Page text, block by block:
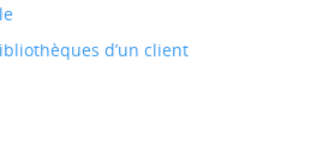
d’un client